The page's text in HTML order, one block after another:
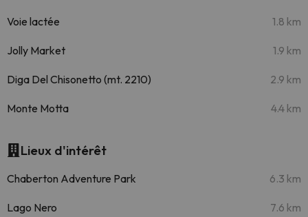
Voie lactée 1.8 km
Jolly Market 1.9 km
Diga Del Chisonetto (mt. 2210) 2.9 km
Monte Motta 4.4 km
Lieux d'intérêt
Chaberton Adventure Park 6.3 km
Lago Nero 7.6 km